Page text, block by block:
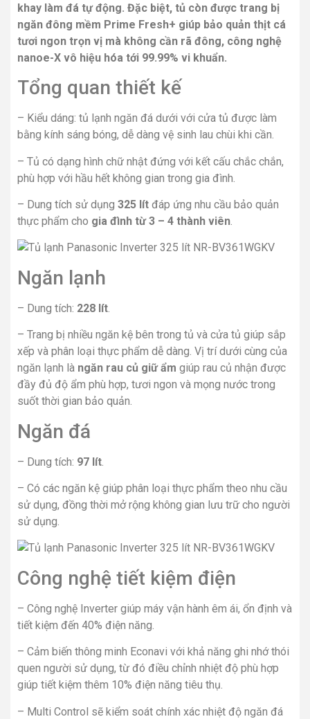
khay làm đá tự động. Đặc biệt, tủ còn được trang bị
ngăn đông mềm Prime Fresh+ giúp bảo quản thịt cá
tươi ngon trọn vị mà không cần rã đông, công nghệ
nanoe-X vô hiệu hóa tới 99.99% vi khuẩn.
Tổng quan thiết kế
– Kiểu dáng: tủ lạnh ngăn đá dưới với cửa tủ được làm
bằng kính sáng bóng, dễ dàng vệ sinh lau chùi khi cần.
– Tủ có dạng hình chữ nhật đứng với kết cấu chắc chắn,
phù hợp với hầu hết không gian trong gia đình.
– Dung tích sử dụng 325 lít đáp ứng nhu cầu bảo quản
thực phẩm cho gia đình từ 3 – 4 thành viên.
Ngăn lạnh
– Dung tích: 228 lít.
– Trang bị nhiều ngăn kệ bên trong tủ và cửa tủ giúp sắp
xếp và phân loại thực phẩm dễ dàng. Vị trí dưới cùng của
ngăn lạnh là ngăn rau củ giữ ẩm giúp rau củ nhận được
đầy đủ độ ẩm phù hợp, tươi ngon và mọng nước trong
suốt thời gian bảo quản.
Ngăn đá
– Dung tích: 97 lít
– Có các ngăn kệ giúp phân loại thực phẩm theo nhu cầu
sử dụng, đồng thời mở rộng không gian lưu trữ cho người
sử dụng.
Công nghệ tiết kiệm điện
– Công nghệ Inverter giúp máy vận hành êm ái, ổn định và
tiết kiệm đến 40% điện năng.
– Cảm biến thông minh Econavi với khả năng ghi nhớ thói
quen người sử dụng, từ đó điều chỉnh nhiệt độ phù hợp
giúp tiết kiệm thêm 10% điện năng tiêu thụ.
– Multi Control sẽ kiểm soát chính xác nhiệt độ ngăn đá